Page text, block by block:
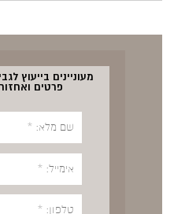
מעוניינים בייעוץ
פרטים